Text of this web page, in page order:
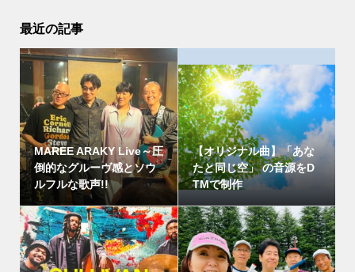
最近の記事
MAREE ARAKY Live～圧
倒的なグルーヴ感とソウ
ルフルな歌声!!
【オリジナル曲】「あな
たと同じ空」 の音源をD
TMで制作